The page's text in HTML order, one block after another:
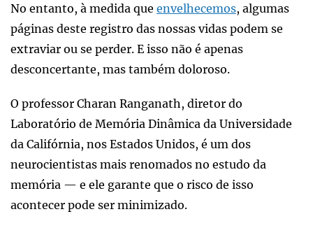
No entanto, à medida que envelhecemos, algumas
páginas deste registro das nossas vidas podem se
extraviar ou se perder. E isso não é apenas
desconcertante, mas também doloroso.
O professor Charan Ranganath, diretor do
Laboratório de Memória Dinâmica da Universidade
da Califórnia, nos Estados Unidos, é um dos
neurocientistas mais renomados no estudo da
memória — e ele garante que o risco de isso
acontecer pode ser minimizado.